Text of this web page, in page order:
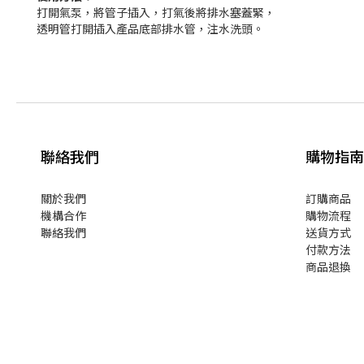
打開氣泵，將管子插入，打氣後將排水塞蓋緊，
透明管打開插入產品底部排水管，注水洗頭。
聯絡我們
關於我們
機構合作
聯絡我們
購物指南
訂購商品
購物流程
送貨方式
付款方法
商品退換